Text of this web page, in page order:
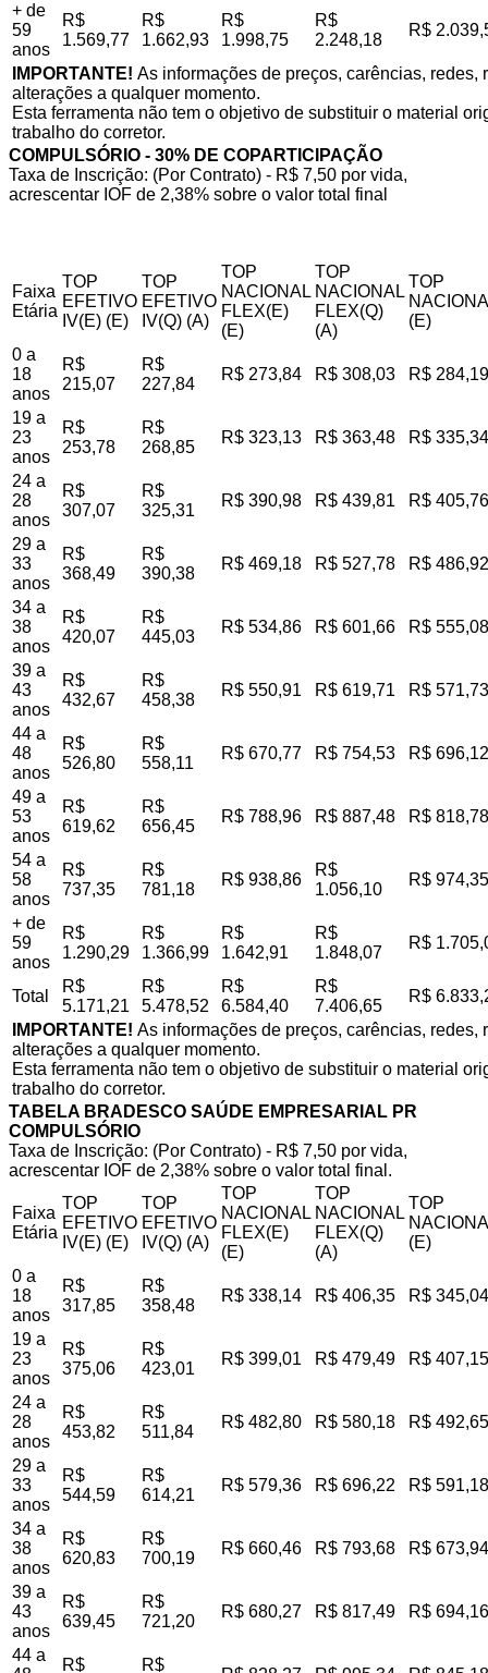
+ de
59
anos
R$
1.569,77
R$
1.662,93
R$
1.998,75
R$
2.248,18
R$
IMPORTANTE! As informações de preços, carências,
alterações a qualquer momento.
Esta ferramenta não tem o objetivo de substituir o material
trabalho do corretor.
COMPULSÓRIO - 30% DE COPARTICIPAÇÃO
Taxa de Inscrição: (Por Contrato) - R$ 7,50 por vida,
acrescentar IOF de 2,38% sobre o valor total final
Faixa
Etária
TOP
EFETIVO
IV(E) (E)
TOP
EFETIVO
IV(Q) (A)
TOP
NACIONAL
FLEX(E)
(E)
TOP
NACIONAL
FLEX(Q)
(A)
TOP
(E)
0 a
18
anos
R$
215,07
R$
227,84
R$ 273,84 R$ 308,03 R$ 284,19
19 a
23
anos
R$
253,78
R$
268,85
R$ 323,13 R$ 363,48 R$ 335,34
24 a
28
anos
R$
307,07
R$
325,31
R$ 390,98 R$ 439,81 R$ 405,76
29 a
33
anos
R$
368,49
R$
390,38
R$ 469,18 R$ 527,78 R$ 486,92
34 a
38
anos
R$
420,07
R$
445,03
R$ 534,86 R$ 601,66 R$ 555,08
39 a
43
anos
R$
432,67
R$
458,38
R$ 550,91 R$ 619,71 R$ 571,73
44 a
48
anos
R$
526,80
R$
558,11
R$ 670,77 R$ 754,53 R$ 696,12
49 a
53
anos
R$
619,62
R$
656,45
R$ 788,96 R$ 887,48 R$ 818,78
54 a
58
anos
R$
737,35
R$
781,18
R$ 938,86
R$
1.056,10
R$ 974,35
+ de
59
anos
R$
1.290,29
R$
1.366,99
R$
1.642,91
R$
1.848,07
R$
Total
R$
5.171,21
R$
5.478,52
R$
6.584,40
R$
7.406,65
R$
IMPORTANTE! As informações de preços, carências,
alterações a qualquer momento.
Esta ferramenta não tem o objetivo de substituir o material
trabalho do corretor.
TABELA BRADESCO SAÚDE EMPRESARIAL PR
COMPULSÓRIO
Taxa de Inscrição: (Por Contrato) - R$ 7,50 por vida,
acrescentar IOF de 2,38% sobre o valor total final.
Faixa
Etária
TOP
EFETIVO
IV(E) (E)
TOP
EFETIVO
IV(Q) (A)
TOP
NACIONAL
FLEX(E)
(E)
TOP
NACIONAL
FLEX(Q)
(A)
TOP
(E)
0 a
18
anos
R$
317,85
R$
358,48
R$ 338,14 R$ 406,35 R$ 345,04
19 a
23
anos
R$
375,06
R$
423,01
R$ 399,01 R$ 479,49 R$ 407,15
24 a
28
anos
R$
453,82
R$
511,84
R$ 482,80 R$ 580,18 R$ 492,65
29 a
33
anos
R$
544,59
R$
614,21
R$ 579,36 R$ 696,22 R$ 591,18
34 a
38
anos
R$
620,83
R$
700,19
R$ 660,46 R$ 793,68 R$ 673,94
39 a
43
anos
R$
639,45
R$
721,20
R$ 680,27 R$ 817,49 R$ 694,16
44 a
R$ R$